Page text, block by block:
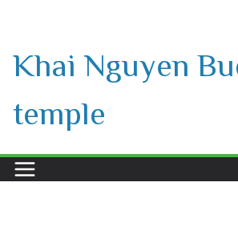
content
Khai Nguyen
temple